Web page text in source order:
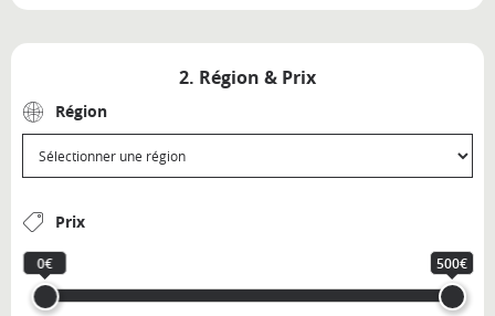
2. Région & Prix
Région
Prix
0€ 500€